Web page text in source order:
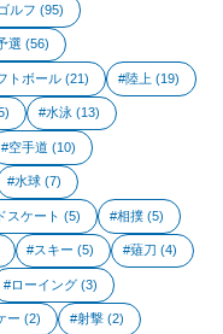
ルフ (95)
選 (56)
トボール (21) 陸上 (19)
水泳 (13)
空手道 (10)
水球 (7)
スケート (5) 相撲(5)
スキー (5) 薙刀 (4)
ローイング(3)
ー (2) 射撃(2)